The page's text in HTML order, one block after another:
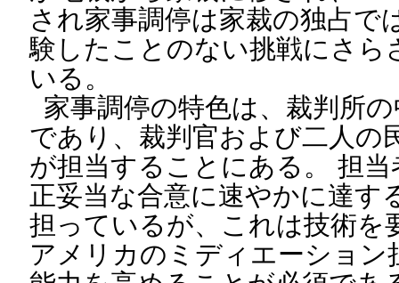
され家事調停は家裁の独占で
験したことのない挑戦にさら
いる。
家事調停の特色は、裁判所
であり、裁判官および二人の
が担当することにある。 担
正妥当な合意に速やかに達す
担っているが、これは技術を
アメリカのミディエーション